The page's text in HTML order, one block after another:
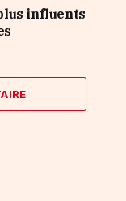
influents